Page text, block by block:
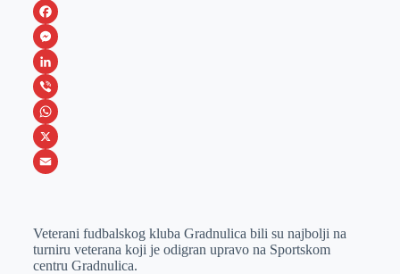
F
a
c
e
b
o
M
e
s
s
e
e
r
L
i
n
k
I
n
V
i
b
W
h
s
A
X
a
i
Veterani fudbalskog kluba Gradnulica bili su najbolji na
turniru veterana koji je odigran upravo na Sportskom
centru Gradnulica.